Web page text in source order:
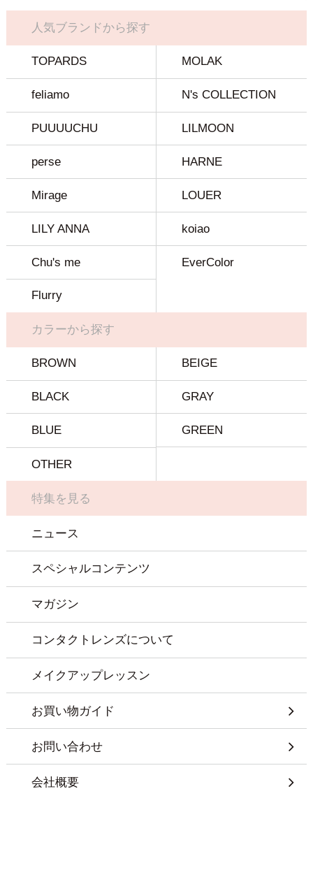
人気ブランドから探す
TOPARDS MOLAK
feliamo N's COLLECTION
PUUUUCHU LILMOON
perse HARNE
Mirage LOUER
LILY ANNA koiao
Chu's me EverColor
Flurry
カラーから探す
BROWN BEIGE
BLACK GRAY
BLUE GREEN
OTHER
特集を見る
ニュース
スペシャルコンテンツ
マガジン
コンタクトレンズについて
メイクアップレッスン
お買い物ガイド
お問い合わせ
会社概要